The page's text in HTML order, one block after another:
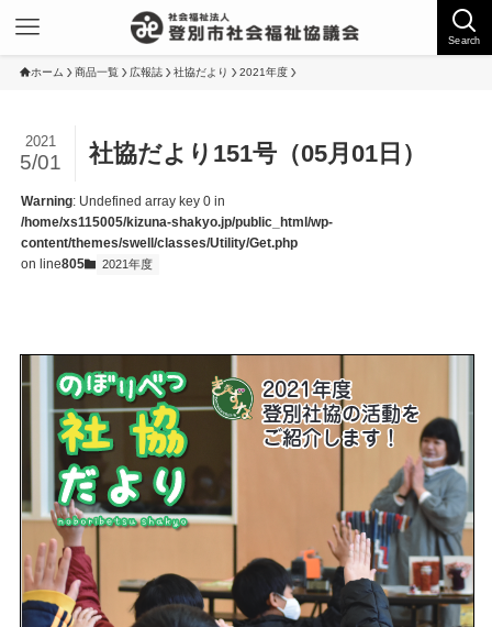
Search
ホーム 商品一覧 広報誌 社協だより 2021年度
社協だより151号（05月01日）
2021
5/01
Warning: Undefined array key 0 in
/home/xs115005/kizuna-shakyo.jp/public_html/wp-
content/themes/swell/classes/Utility/Get.php
on line805 2021年度